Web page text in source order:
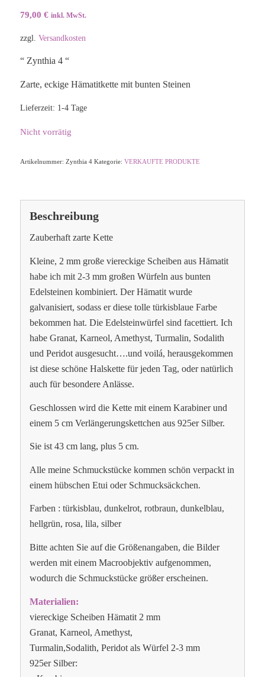
79,00 € inkl. MwSt.
zzgl. Versandkosten
“ Zynthia 4 “
Zarte, eckige Hämatitkette mit bunten Steinen
Lieferzeit: 1-4 Tage
Nicht vorrätig
Artikelnummer: Zynthia 4 Kategorie: VERKAUFTE PRODUKTE
Beschreibung
Zauberhaft zarte Kette
Kleine, 2 mm große viereckige Scheiben aus Hämatit
habe ich mit 2-3 mm großen Würfeln aus bunten
Edelsteinen kombiniert. Der Hämatit wurde
galvanisiert, sodass er diese tolle türkisblaue Farbe
bekommen hat. Die Edelsteinwürfel sind facettiert. Ich
habe Granat, Karneol, Amethyst, Turmalin, Sodalith
und Peridot ausgesucht….und voilá, herausgekommen
ist diese schöne Halskette für jeden Tag, oder natürlich
auch für besondere Anlässe.
Geschlossen wird die Kette mit einem Karabiner und
einem 5 cm Verlängerungskettchen aus 925er Silber.
Sie ist 43 cm lang, plus 5 cm.
Alle meine Schmuckstücke kommen schön verpackt in
einem hübschen Etui oder Schmucksäckchen.
Farben : türkisblau, dunkelrot, rotbraun, dunkelblau,
hellgrün, rosa, lila, silber
Bitte achten Sie auf die Größenangaben, die Bilder
werden mit einem Macroobjektiv aufgenommen,
wodurch die Schmuckstücke größer erscheinen.
Materialien:
viereckige Scheiben Hämatit 2 mm
Granat, Karneol, Amethyst,
Turmalin,Sodalith, Peridot als Würfel 2-3 mm
925er Silber: